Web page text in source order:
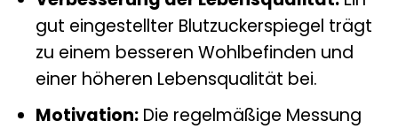
gut eingestellter Blutzuckerspiegel trägt
zu einem besseren Wohlbefinden und
einer höheren Lebensqualität bei.
Motivation:Die regelmäßige Messung